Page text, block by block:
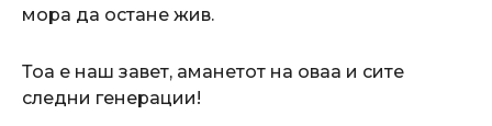
мора да остане жив.
Тоа е наш завет, аманетот на оваа и сите
следни генерации!